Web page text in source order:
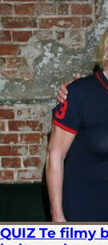
QUIZ Te filmy